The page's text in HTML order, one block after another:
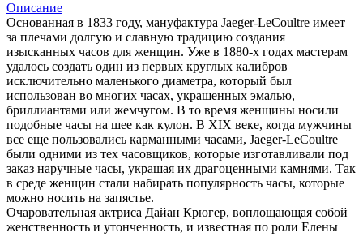
Описание
Основанная в 1833 году, мануфактура Jaeger-LeCoultre имеет
за плечами долгую и славную традицию создания
изысканных часов для женщин. Уже в 1880-х годах мастерам
удалось создать один из первых круглых калибров
исключительно маленького диаметра, который был
использован во многих часах, украшенных эмалью,
бриллиантами или жемчугом. В то время женщины носили
подобные часы на шее как кулон. В XIX веке, когда мужчины
все еще пользовались карманными часами, Jaeger-LeCoultre
были одними из тех часовщиков, которые изготавливали под
заказ наручные часы, украшая их драгоценными камнями. Так
в среде женщин стали набирать популярность часы, которые
можно носить на запястье.
Очаровательная актриса Дайан Крюгер, воплощающая собой
женственность и утонченность, и известная по роли Елены